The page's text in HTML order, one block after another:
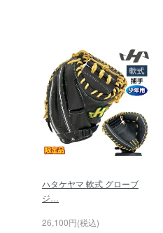
ハタケヤマ 軟式 グローブ
ジ…
26,100円(税込)